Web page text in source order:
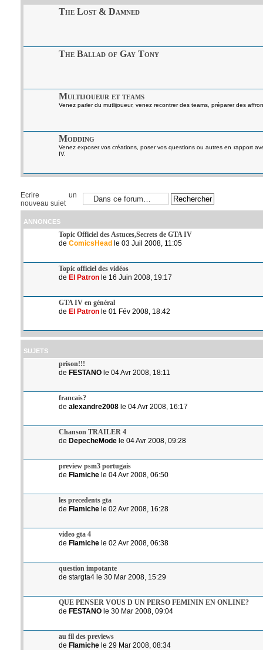
The Lost & Damned
The Ballad of Gay Tony
Multijoueur et teams
Venez parler du mutlijoueur, venez recontrer des teams, préparer des
Modding
Venez exposer vos créations, poser vos questions ou autres en rapport
IV.
Ecrire un
nouveau sujet
ANNONCES
Topic Officiel des Astuces,Secrets de GTA IV
de ComicsHeadle 03 Juil 2008, 11:05
Topic officiel des vidéos
de El Patronle 16 Juin 2008, 19:17
GTA IV en général
de El Patronle 01 Fév 2008, 18:42
SUJETS
prison!!!
de FESTANOle 04 Avr 2008, 18:11
francais?
de alexandre2008le 04 Avr 2008, 16:17
Chanson TRAILER 4
de DepecheModele 04 Avr 2008, 09:28
preview psm3 portugais
de Flamichele 04 Avr 2008, 06:50
les precedents gta
de Flamichele 02 Avr 2008, 16:28
video gta 4
de Flamichele 02 Avr 2008, 06:38
question impotante
de stargta4 le 30 Mar 2008, 15:29
QUE PENSER VOUS D UN PERSO FEMININ EN ONLINE?
de FESTANOle 30 Mar 2008, 09:04
au fil des previews
de Flamichele 29 Mar 2008, 08:34